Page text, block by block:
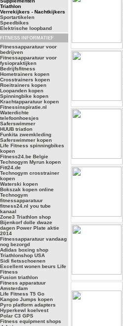
Triathlon
Verrekijkers - Nachtkijkers
Sportartikelen
Speedbikes
Elektrische loopband
FITNESS INFORMATIEF
Fitnessapparatuur voor
bedrijven
Fitnessapparatuur voor
fysiopraktijken
Bedrijfsfitness
Hometrainers kopen
Crosstrainers kopen
Roeitrainers kopen
Loopanden kopen
Spinningbike kopen
Krachtapparatuur kopen
Fitnessinspiratie.nl
Waterdichte
telefoonhoesjes
Saferswimmer
HUUB triatlon
Funkita zwemkleding
Saferswimmer kopen
Life Fitness spinningbikes
kopen
Fitness24.be Belgie
Technogym Myrun kopen
Fitt24.de
Technogym crosstrainer
kopen
Waterski kopen
Bokszak kopen online
Technogym
fitnessapparatuur
fitness24.nl you tube
kanaal
Zone3 Triathlon shop
Bijenkorf dolle dwaze
dagen Power Plate aktie
2014
Fitnessapparatuur vandaag
nog bezorgd
Adidas boxing shop
Triathlonshop USA
Sidi fietsschoenen
Excellent wonen beurs Life
Fitness
Fusion triathlon
Fitness apparatuur
Amsterdam
Life Fitness T5 Go
Kangoo Jumps kopen
Pyro platform adapters
Hyperkewl koelvest
Polar C3 GPS
Fitness equipment shops